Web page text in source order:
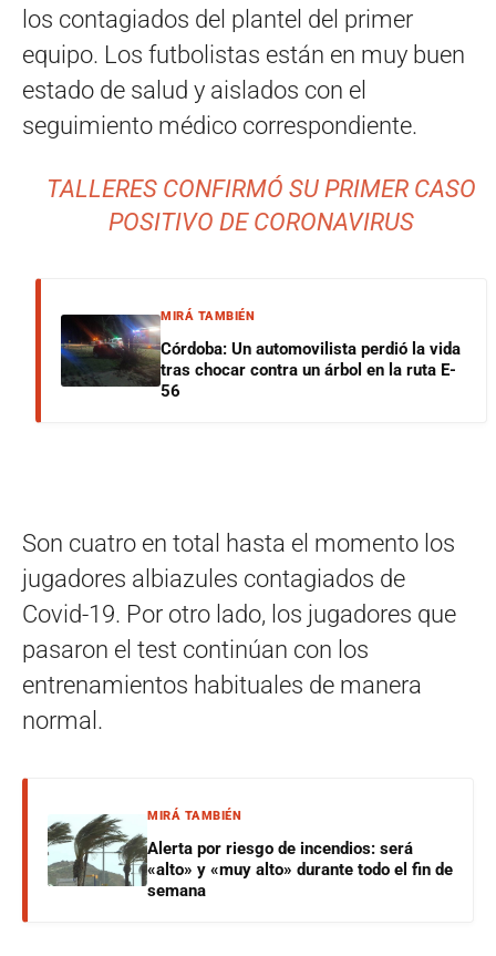
los contagiados del plantel del primer
equipo. Los futbolistas están en muy buen
estado de salud y aislados con el
seguimiento médico correspondiente.
TALLERES CONFIRMÓ SU PRIMER CASO
POSITIVO DE CORONAVIRUS
MIRÁ TAMBIÉN
Córdoba: Un automovilista perdió la vida
tras chocar contra un árbol en la ruta E-
56
Son cuatro en total hasta el momento los
jugadores albiazules contagiados de
Covid-19. Por otro lado, los jugadores que
pasaron el test continúan con los
entrenamientos habituales de manera
normal.
MIRÁ TAMBIÉN
Alerta por riesgo de incendios: será
«alto» y «muy alto» durante todo el fin de
semana